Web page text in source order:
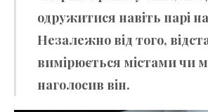
одружитися навіть парі на
Незалежно від того,
вимірюється містами чи
наголосив він.